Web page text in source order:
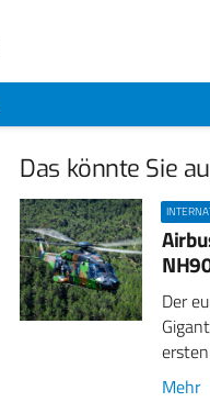
Das könnte Sie
Der
Mehr